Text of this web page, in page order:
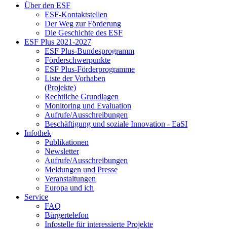
Über den ESF
ESF-Kon­takt­stel­len
Der Weg zur För­de­rung
Die Ge­schich­te des ESF
ESF Plus 2021-2027
ESF Plus-Bun­des­pro­gramm
För­der­schwer­punk­te
ESF Plus-För­der­pro­gram­me
Lis­te der Vor­ha­ben
(Pro­jek­te)
Recht­li­che Grund­la­gen
Mo­ni­to­ring und Eva­lua­ti­on
Auf­ru­fe/Aus­schrei­bun­gen
Be­schäf­ti­gung und so­zia­le In­no­va­ti­on - Ea­SI
In­fo­thek
Pu­bli­ka­tio­nen
Newslet­ter
Auf­ru­fe/Aus­schrei­bun­gen
Mel­dun­gen und Pres­se
Ver­an­stal­tun­gen
Eu­ro­pa und ich
Ser­vice
FAQ
Bür­ger­te­le­fon
In­fo­stel­le für in­ter­es­sier­te Pro­jek­te